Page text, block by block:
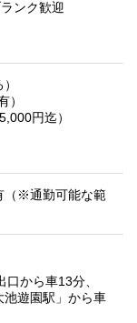
ンク歓迎
）
円迄）
（※通勤可能な範
から車13分、
池遊園駅」から車